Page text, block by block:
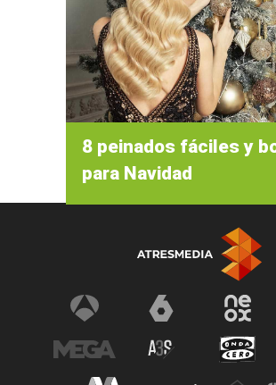
8 peinados fáciles y
para Navidad